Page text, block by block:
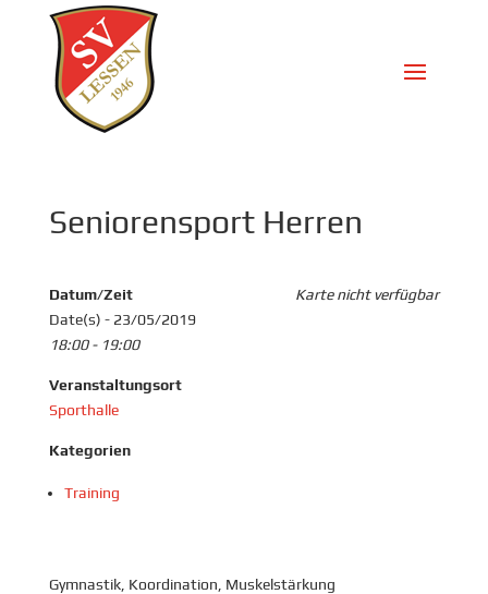
Seniorensport Herren
Karte nicht verfügbar
Datum/Zeit
Date(s) - 23/05/2019
18:00 - 19:00
Veranstaltungsort
Sporthalle
Kategorien
Training
Gymnastik, Koordination, Muskelstärkung